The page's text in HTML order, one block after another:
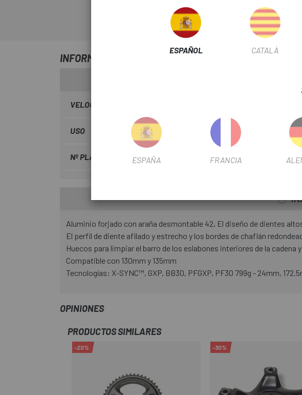
INFORMACIÓN SOBRE PLATOS Y BIELAS SRAM RIVAL 1
VELOCIDADES
USO
Nº PLATOS
Aluminio forjado con araña desmontable 42, El diseño de dientes
El perfil de diente afilado y estrecho y los bordes de chaflán
Huecos para limpiar el barro de los eslabones interiores de la cadena
Compatible con 130mm y 135mm
Tecnologías: X-SYNC™, GXP, BB30, PFGXP, PF30 799g - 24mm,
OPINIONES
PRODUCTOS SIMILARES
-20% -30%
ESPAÑOL CATALÀ
ESPAÑA FRANCIA